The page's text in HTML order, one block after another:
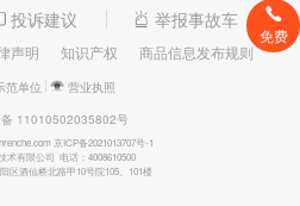
投诉建议 举报事故车
声明 知识产权 商品信息发布规则
范单位
营业执照
11010502035802号
京ICP备2021013707号-1
术有限公司 电话：4008610500
区酒仙桥北路甲10号院105、101楼
免费